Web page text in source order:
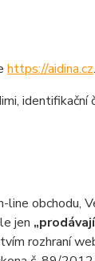
https://aidina.cz.
line obchodu,
jen
rozhraní